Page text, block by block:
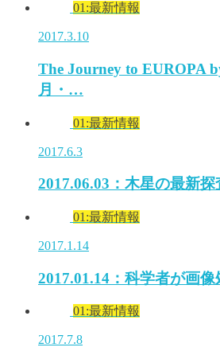
01:最新情報
2017.3.10
The Journey to EUROPA
月・…
01:最新情報
2017.6.3
2017.06.03：木星の最新探
01:最新情報
2017.1.14
2017.01.14：科学者が画
01:最新情報
2017.7.8